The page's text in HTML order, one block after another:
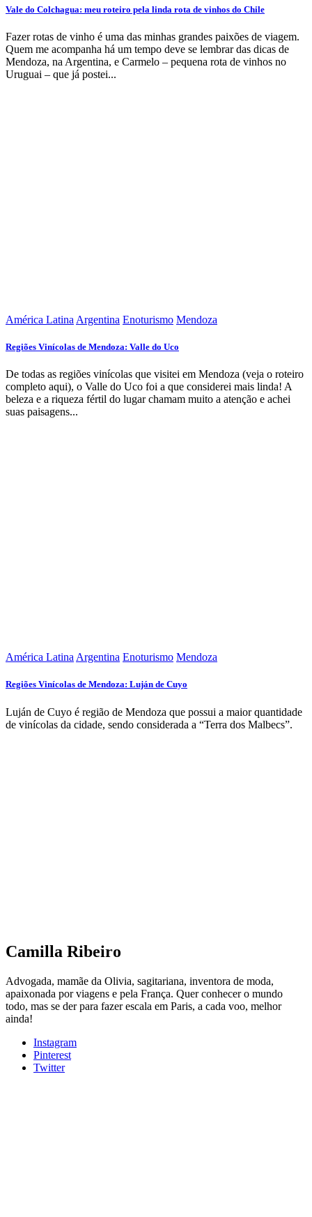
Vale do Colchagua: meu roteiro pela linda rota de vinhos do Chile
Fazer rotas de vinho é uma das minhas grandes paixões de viagem.
Quem me acompanha há um tempo deve se lembrar das dicas de
Mendoza, na Argentina, e Carmelo – pequena rota de vinhos no
Uruguai – que já postei...
América Latina Argentina Enoturismo Mendoza
Regiões Vinícolas de Mendoza: Valle do Uco
De todas as regiões vinícolas que visitei em Mendoza (veja o roteiro
completo aqui), o Valle do Uco foi a que considerei mais linda! A
beleza e a riqueza fértil do lugar chamam muito a atenção e achei
suas paisagens...
América Latina Argentina Enoturismo Mendoza
Regiões Vinícolas de Mendoza: Luján de Cuyo
Luján de Cuyo é região de Mendoza que possui a maior quantidade
de vinícolas da cidade, sendo considerada a “Terra dos Malbecs”.
Camilla Ribeiro
Advogada, mamãe da Olivia, sagitariana, inventora de moda,
apaixonada por viagens e pela França. Quer conhecer o mundo
todo, mas se der para fazer escala em Paris, a cada voo, melhor
ainda!
Instagram
Pinterest
Twitter